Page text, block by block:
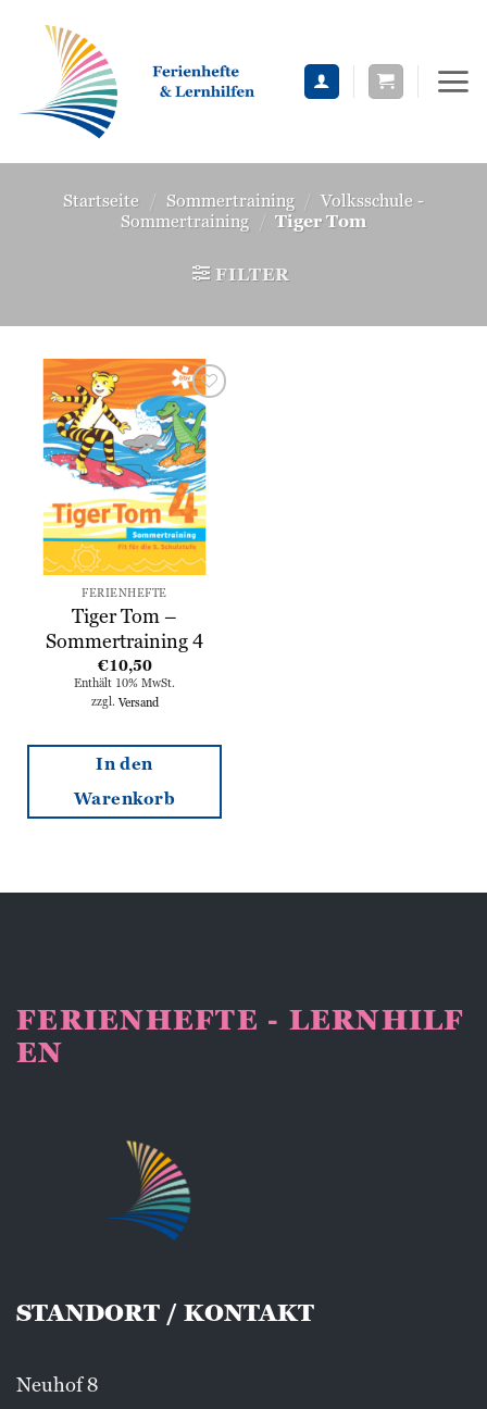
springen
Startseite / Sommertraining / Volksschule -
Sommertraining / Tiger Tom
FILTER
Zur
Wunschliste
hinzufügen
FERIENHEFTE
Tiger Tom –
Sommertraining 4
€10,50
Enthält 10% MwSt.
zzgl. Versand
In den
Warenkorb
FERIENHEFTE - LERNHILF
EN
STANDORT / KONTAKT
Neuhof 8